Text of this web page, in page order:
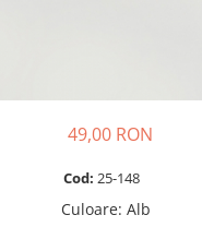
49,00 RON
Cod: 25-148
Culoare: Alb